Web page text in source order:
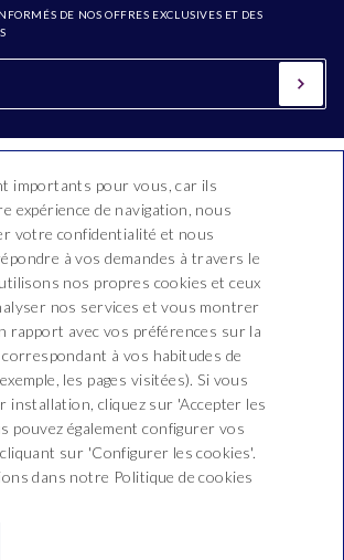
DE NOS OFFRES EXCLUSIVES ET DES
Hotel Bon Repòs
Vallderoure, 17-23
T. 937 690 512
NEWSLETTER
importants pour vous, car ils
expérience de navigation, nous
votre confidentialité et nous
à vos demandes à travers le
nos propres cookies et ceux
nos services et vous montrer
rapport avec vos préférences sur la
à vos habitudes de
les pages visitées). Si vous
installation, cliquez sur 'Accepter les
pouvez également configurer vos
sur 'Configurer les cookies'.
dans notre Politique de cookies